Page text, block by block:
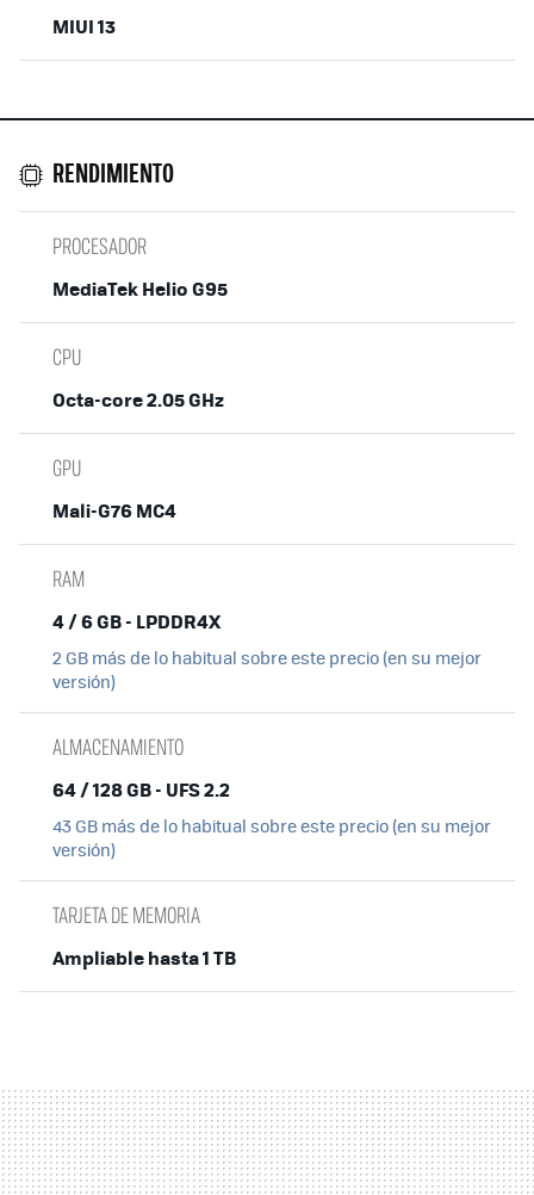
MIUI 13
RENDIMIENTO
PROCESADOR
MediaTek Helio G95
CPU
Octa-core 2.05 GHz
GPU
Mali-G76 MC4
RAM
4 / 6 GB - LPDDR4X
2 GB más de lo habitual sobre este precio (en su mejor
versión)
ALMACENAMIENTO
64 / 128 GB - UFS 2.2
43 GB más de lo habitual sobre este precio (en su mejor
versión)
TARJETA DE MEMORIA
Ampliable hasta 1 TB